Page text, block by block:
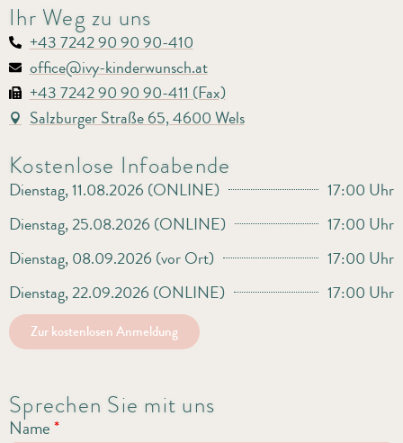
Ihr Weg zu uns
+43 7242 90 90 90-410
office@ivy-kinderwunsch.at
+43 7242 90 90 90-411 (Fax)
Salzburger Straße 65, 4600 Wels
Kostenlose Infoabende
Dienstag, 11.08.2026 (ONLINE)
17:00 Uhr
Dienstag, 25.08.2026 (ONLINE)
17:00 Uhr
Dienstag, 08.09.2026 (vor Ort)
17:00 Uhr
Dienstag, 22.09.2026 (ONLINE)
17:00 Uhr
Zur kostenlosen Anmeldung
Sprechen Sie mit uns
Name*